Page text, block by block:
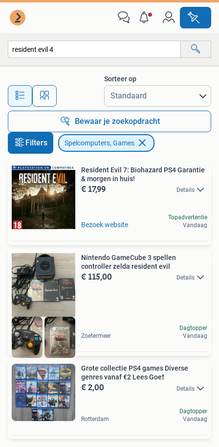
Alle afstanden…
Sorteer op
Bewaar je zoekopdracht
Filters Spelcomputers, Games
Resident Evil 7: Biohazard PS4 Garantie
& morgen in huis!
€ 17,99 Details
Bezoek website
Topadvertentie
Vandaag
Nintendo GameCube 3 spellen
controller zelda resident evil
€ 115,00 Details
Zoetermeer
Dagtopper
Vandaag
Grote collectie PS4 games Diverse
genres vanaf €2 Lees Goe❗️
€ 2,00 Details
Rotterdam
Dagtopper
Vandaag